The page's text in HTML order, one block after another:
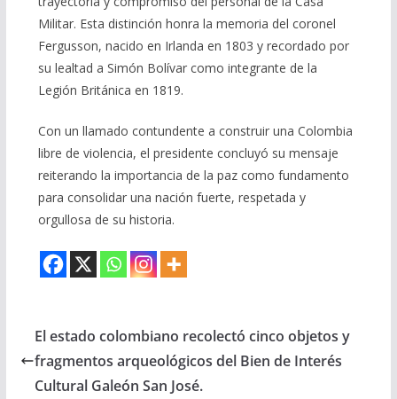
Militar. Esta distinción honra la memoria del coronel
Fergusson, nacido en Irlanda en 1803 y recordado por
su lealtad a Simón Bolívar como integrante de la
Legión Británica en 1819.
Con un llamado contundente a construir una Colombia
libre de violencia, el presidente concluyó su mensaje
reiterando la importancia de la paz como fundamento
para consolidar una nación fuerte, respetada y
orgullosa de su historia.
El estado colombiano recolectó cinco objetos y
fragmentos arqueológicos del Bien de Interés
Cultural Galeón San José.